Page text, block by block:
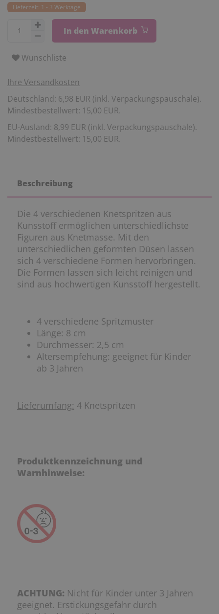
Lieferzeit: 1 - 3 Werktage
In den Warenkorb
Wunschliste
Ihre Versandkosten
Deutschland: 6,98 EUR (inkl. Verpackungspauschale).
Mindestbestellwert: 15,00 EUR.
EU-Ausland: 8,99 EUR (inkl. Verpackungspauschale).
Mindestbestellwert: 15,00 EUR.
Beschreibung
Die 4 verschiedenen Knetspritzen aus
Kunsstoff ermöglichen unterschiedlichste
Figuren aus Knetmasse. Mit den
unterschiedlichen geformten Düsen lassen
sich 4 verschiedene Formen hervorbringen.
Die Formen lassen sich leicht reinigen und
sind aus hochwertigen Kunsstoff hergestellt.
4 verschiedene Spritzmuster
Länge: 8 cm
Durchmesser: 2,5 cm
Altersempfehung: geeignet für Kinder
ab 3 Jahren
Lieferumfang: 4 Knetspritzen
Produktkennzeichnung und
Warnhinweise:
ACHTUNG: Nicht für Kinder unter 3 Jahren
geeignet. Erstickungsgefahr durch